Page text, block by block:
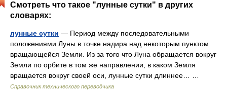
Смотреть что такое "лунные сутки" в других
словарях:
лунные сутки — Период между последовательными
положениями Луны в точке надира над некоторым пунктом
вращающейся Земли. Из за того что Луна обращается вокруг
Земли по орбите в том же направлении, в каком Земля
вращается вокруг своей оси, лунные сутки длиннее… …
Справочник технического переводчика